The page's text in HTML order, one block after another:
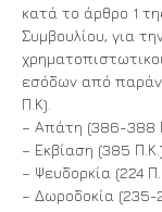
κατά το άρθρο 1
Συμβουλίου, για
εσόδων από
Π.Κ).
– Απάτη (386-388
– Εκβίαση (385
– Ψευδορκία (224
– Δωροδοκία (235-